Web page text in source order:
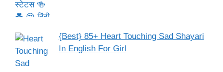
{Best} 85+ Heart Touching Sad Shayari
In English For Girl